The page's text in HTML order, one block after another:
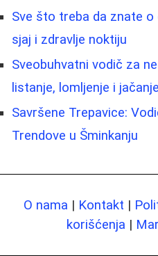
Sve što treba da znate o
sjaj i zdravlje noktiju
Sveobuhvatni vodič za
listanje, lomljenje i jačanje
Savršene Trepavice:
Trendove u Šminkanju
O nama | Kontakt |
korišćenja |